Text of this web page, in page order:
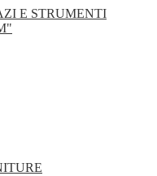
E STRUMENTI